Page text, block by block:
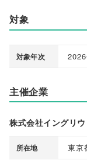
対象
対象年次
主催企業
株式会社イングリ
所在地 東京